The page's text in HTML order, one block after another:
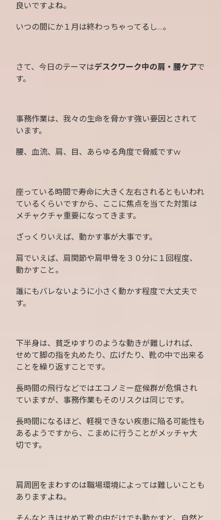
良いですよね。
いつの間にか１月は終わっちゃってるし…。
さて、今日のテーマはデスクワーク中の肩・腰ケアで
す。
事務作業は、我々の生命を脅かす強い要因とされて
います。
腰、血流、肩、目、あらゆる角度で脅威ですw
座っている時間で寿命に大きく左右されるともいわれ
ているくらいですから、ここに焦点を当てた対策は
メチャクチャ重要になってきます。
ざっくりいえば、動かす事が大事です。
肩でいえば、肩関節や肩甲骨を３０分に１回程度、
動かすこと。
誰にもバレないように小さく動かす程度で大丈夫で
す。
下半身は、貧乏ゆすりのような動きが難しければ、
せめて脚の指を丸めたり、広げたり、靴の中で出来る
ことを繰り返すことです。
長時間の飛行などではエコノミー症候群が危惧され
ていますが、事務作業もそのリスクは同じです。
長時間になるほど、軽視できない疾患に陥る可能性も
あるようですから、こまめに行うことがメッチャ大
切です。
肩周囲をまわすのは職場環境によっては難しいことも
ありますよね。
そんなときはせめて靴の中だけでも動かすと、自然と